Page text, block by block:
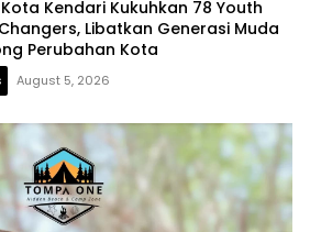
Kendari Kukuhkan 78 Youth
Libatkan Generasi Muda
Perubahan Kota
August 5, 2026